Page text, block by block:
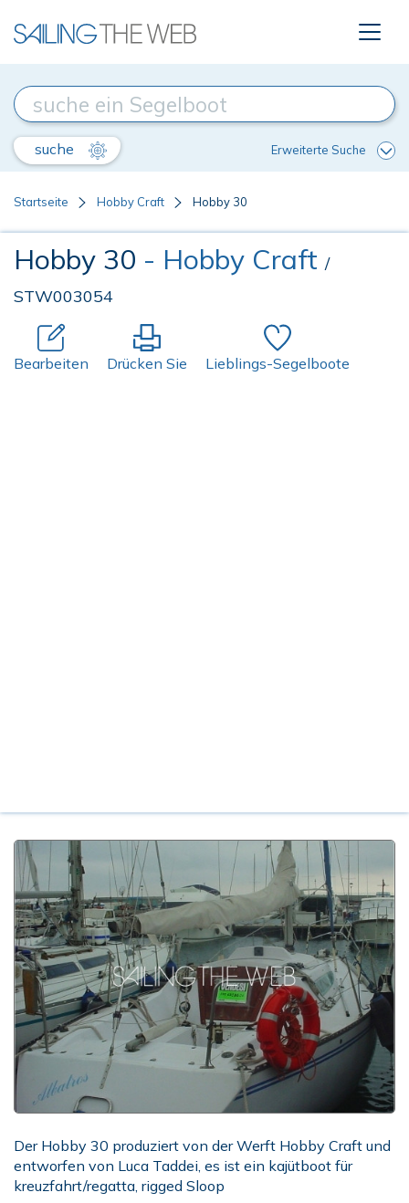
suche Erweiterte Suche
Startseite Hobby Craft Hobby 30
Hobby 30 - Hobby Craft /
STW003054
Bearbeiten Drücken Sie Lieblings-Segelboote
Der Hobby 30 produziert von der Werft Hobby Craft und
entworfen von Luca Taddei, es ist ein kajütboot für
kreuzfahrt/regatta, rigged Sloop